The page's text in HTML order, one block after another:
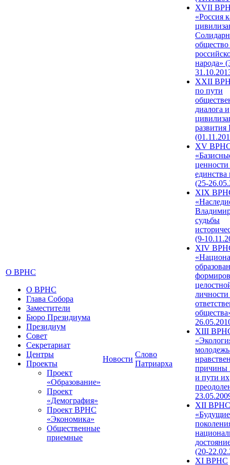
О ВРНС
О ВРНС
Глава Собора
Заместители
Бюро Президиума
Президиум
Совет
Секретариат
Центры
Проекты
Проект
«Образование»
Проект
«Демография»
Проект ВРНС
«Экономика»
Общественные
приемные
Новости
Слово
Патриарха
XVII
«Россия
народа»
XXII
по пути
диалога и
развития
XV
единства
(25-
XIX
судьбы
(9-
XIV
XIII
причины
и пути их
XII ВРНС
«Будущие
(20-
XI ВРНС